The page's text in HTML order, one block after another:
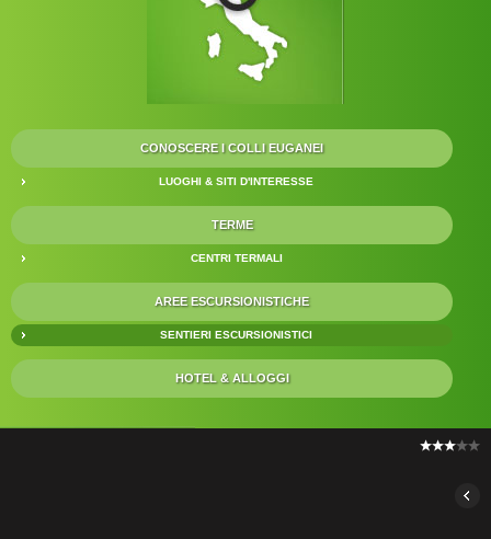
CONOSCERE I COLLI EUGANEI
LUOGHI & SITI D'INTERESSE
TERME
CENTRI TERMALI
AREE ESCURSIONISTICHE
SENTIERI ESCURSIONISTICI
HOTEL & ALLOGGI